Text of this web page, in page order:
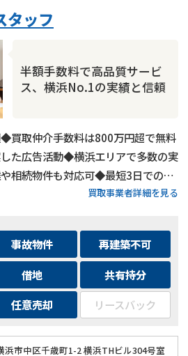
タッフ
半額手数料で高品質サービ
ス、横浜No.1の実績と信頼
買取仲介手数料は800万円超で無料
た広告活動◆横浜エリアで多数の実
相続物件も対応可◆最短3日での売
ナルによる徹底サポート買取事業者詳細を見る
事故物件
再建築不可
借地
共有持分
任意売却 リースバック
浜市中区千歳町1-2 横浜THビル304号室
却でお悩みならこちら